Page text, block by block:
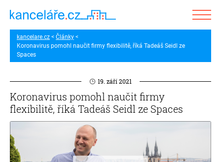
kancelare.cz
Články
Koronavirus pomohl naučit firmy flexibilitě, říká Tadeáš Seidl ze
Spaces
19. září 2021
Koronavirus pomohl naučit firmy
flexibilitě, říká Tadeáš Seidl ze Spaces